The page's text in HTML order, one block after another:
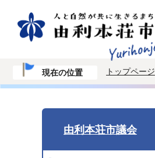
現在の位置 トップページ
由利本荘市議会